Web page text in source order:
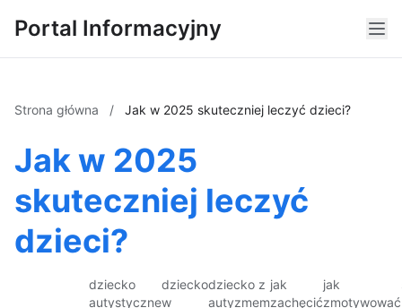
Portal Informacyjny
Strona główna / Jak w 2025 skuteczniej leczyć dzieci?
Jak w 2025
skuteczniej leczyć
dzieci?
dziecko
autystyczne
dziecko
w
dziecko z
autyzmem
jak
zachęcić
jak
zmotywować